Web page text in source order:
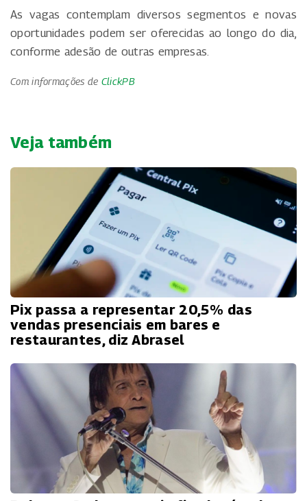
As vagas contemplam diversos segmentos e novas
oportunidades podem ser oferecidas ao longo do dia,
conforme adesão de outras empresas.
Com informações de ClickPB
Veja também
Pix passa a representar 20,5% das
vendas presenciais em bares e
restaurantes, diz Abrasel